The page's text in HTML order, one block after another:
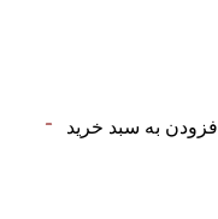
افزودن به سبد خرید